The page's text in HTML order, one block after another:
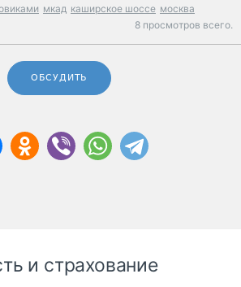
мкад каширское шоссе москва
8 просмотров всего.
ОБСУДИТЬ
и страхование